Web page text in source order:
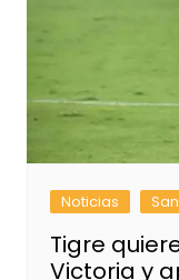
Noticias
Tigre
Victoria y